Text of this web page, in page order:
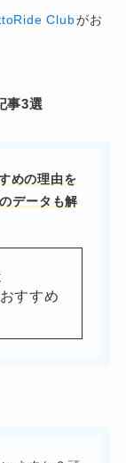
Clubがお
事3選
めの理由を
データも解
すすめ